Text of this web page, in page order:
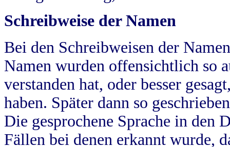
Schreibweise der Namen
Bei den Schreibweisen der
Namen wurden offensichtlich so
verstanden hat, oder besser
haben. Später dann so
Die gesprochene Sprache in
Fällen bei denen erkannt wurde,